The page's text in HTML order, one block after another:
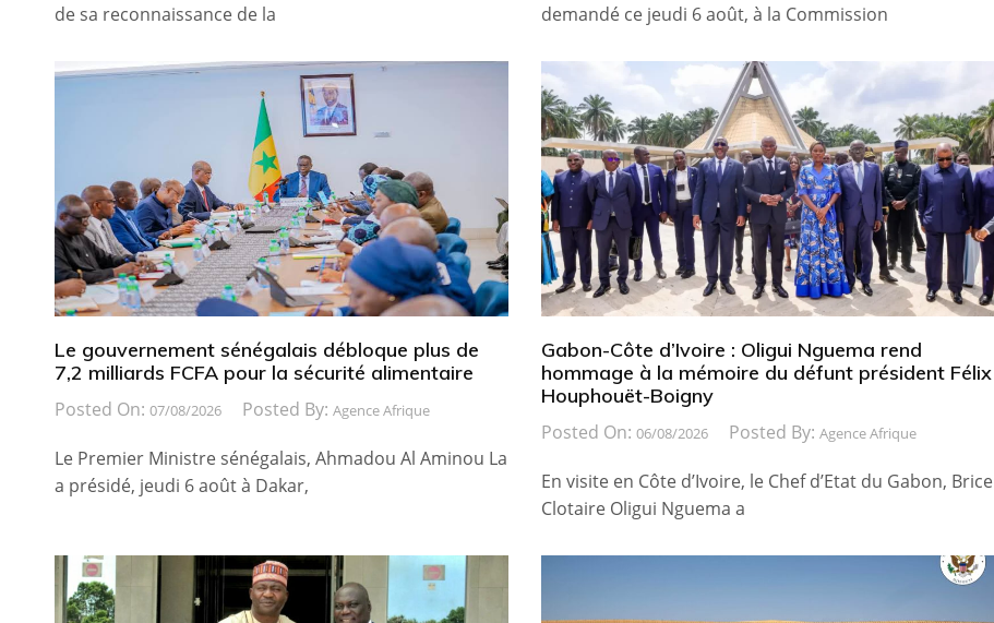
de sa reconnaissance de la
demandé ce jeudi 6 août, à la Commission
Le gouvernement sénégalais débloque plus de
7,2 milliards FCFA pour la sécurité alimentaire
Posted On: 07/08/2026 Posted By: Agence Afrique
Le Premier Ministre sénégalais, Ahmadou Al Aminou La
a présidé, jeudi 6 août à Dakar,
Gabon-Côte d’Ivoire : Oligui Nguema rend
hommage à la mémoire du défunt président Félix
Houphouët-Boigny
Posted On: 06/08/2026 Posted By: Agence Afrique
En visite en Côte d’Ivoire, le Chef d’Etat du Gabon, Brice
Clotaire Oligui Nguema a